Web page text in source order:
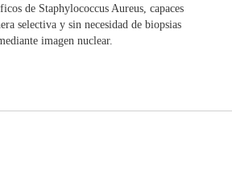
de Staphylococcus Aureus, capaces
selectiva y sin necesidad de biopsias
imagen nuclear.